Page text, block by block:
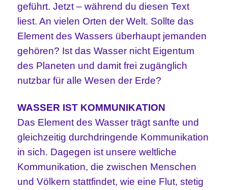
geführt. Jetzt – während du diesen Text
liest. An vielen Orten der Welt. Sollte das
Element des Wassers überhaupt jemanden
gehören? Ist das Wasser nicht Eigentum
des Planeten und damit frei zugänglich
nutzbar für alle Wesen der Erde?
WASSER IST KOMMUNIKATION
Das Element des Wasser trägt sanfte und
gleichzeitig durchdringende Kommunikation
in sich. Dagegen ist unsere weltliche
Kommunikation, die zwischen Menschen
und Völkern stattfindet, wie eine Flut,stetig